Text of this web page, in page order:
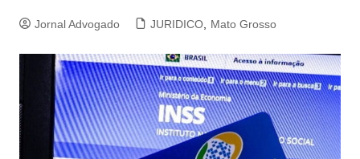
Jornal Advogado JURIDICO, Mato Grosso